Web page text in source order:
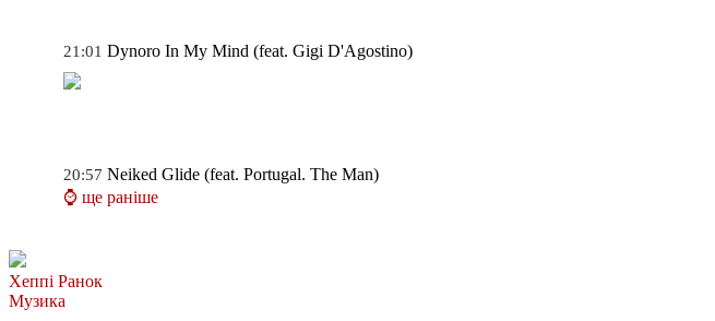
21:01 Dynoro In My Mind (feat. Gigi D'Agostino)
20:57 Neiked Glide (feat. Portugal. The Man)
⌚ ще раніше
Хеппі Ранок
Музика